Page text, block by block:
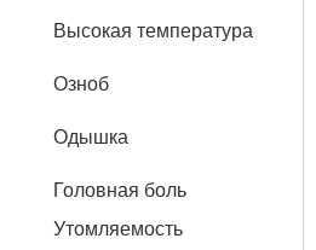
Высокая температура
Озноб
Одышка
Головная боль
Утомляемость